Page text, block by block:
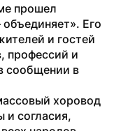
прошел
Его
и гостей
профессий и
сообщении в
хоровод
согласия,